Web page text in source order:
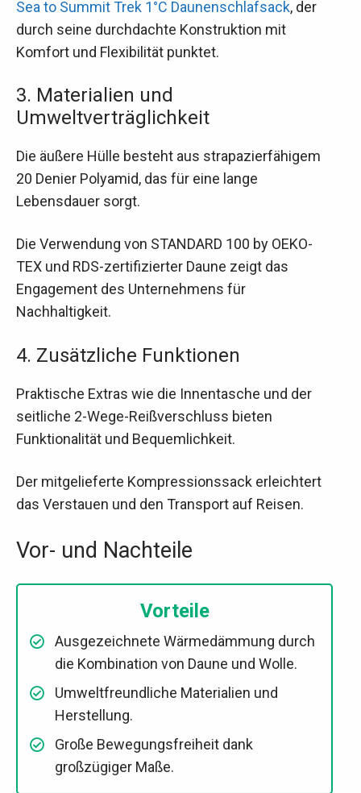
Sea to Summit Trek 1°C Daunenschlafsack, der
durch seine durchdachte Konstruktion mit
Komfort und Flexibilität punktet.
3. Materialien und
Umweltverträglichkeit
Die äußere Hülle besteht aus strapazierfähigem
20 Denier Polyamid, das für eine lange
Lebensdauer sorgt.
Die Verwendung von STANDARD 100 by OEKO-
TEX und RDS-zertifizierter Daune zeigt das
Engagement des Unternehmens für
Nachhaltigkeit.
4. Zusätzliche Funktionen
Praktische Extras wie die Innentasche und der
seitliche 2-Wege-Reißverschluss bieten
Funktionalität und Bequemlichkeit.
Der mitgelieferte Kompressionssack erleichtert
das Verstauen und den Transport auf Reisen.
Vor- und Nachteile
Vorteile
Ausgezeichnete Wärmedämmung durch
die Kombination von Daune und Wolle.
Umweltfreundliche Materialien und
Herstellung.
Große Bewegungsfreiheit dank
großzügiger Maße.